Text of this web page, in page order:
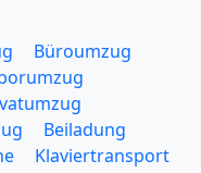
Büroumzug
Beiladung
Klaviertransport